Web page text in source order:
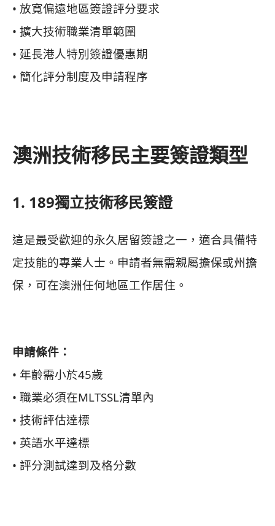
• 放寬偏遠地區簽證評分要求
• 擴大技術職業清單範圍
• 延長港人特別簽證優惠期
• 簡化評分制度及申請程序
澳洲技術移民主要簽證類型
1. 189獨立技術移民簽證
這是最受歡迎的永久居留簽證之一，適合具備特
定技能的專業人士。申請者無需親屬擔保或州擔
保，可在澳洲任何地區工作居住。
申請條件：
• 年齡需小於45歲
• 職業必須在MLTSSL清單內
• 技術評估達標
• 英語水平達標
• 評分測試達到及格分數